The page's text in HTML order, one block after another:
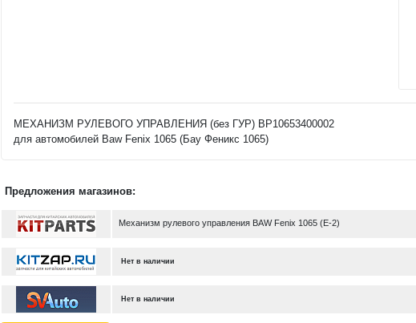
МЕХАНИЗМ РУЛЕВОГО УПРАВЛЕНИЯ (без ГУР) BP10653400002
для автомобилей Baw Fenix 1065 (Бау Феникс 1065)
Предложения магазинов:
Механизм рулевого управления BAW Fenix 1065 (Е-2)
Нет в наличии
Нет в наличии